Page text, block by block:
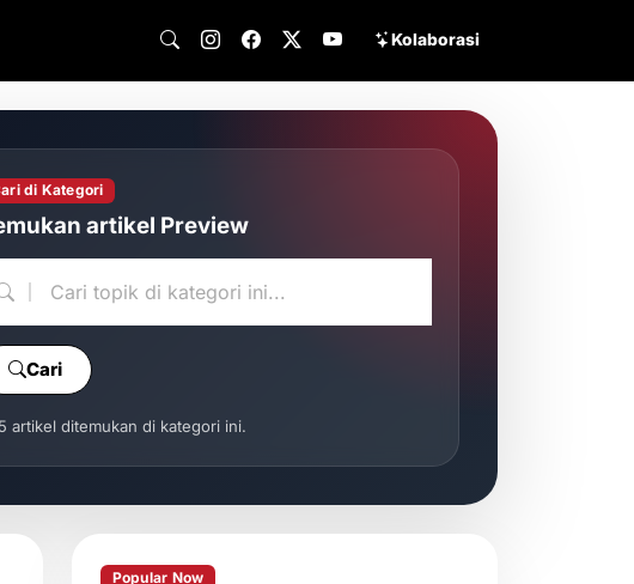
Kolaborasi
di Kategori
artikel Preview
Cari
artikel ditemukan di kategori ini.
Popular Now